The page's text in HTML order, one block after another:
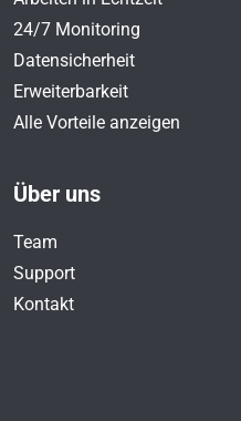
24/7 Monitoring
Datensicherheit
Erweiterbarkeit
Alle Vorteile anzeigen
Über uns
Team
Support
Kontakt